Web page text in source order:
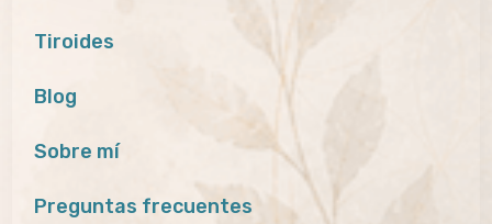
Tiroides
Blog
Sobre mí
Preguntas frecuentes